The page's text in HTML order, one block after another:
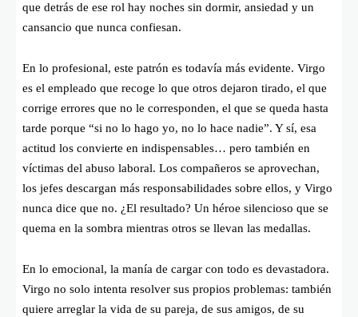
que detrás de ese rol hay noches sin dormir, ansiedad y un
cansancio que nunca confiesan.
En lo profesional, este patrón es todavía más evidente. Virgo
es el empleado que recoge lo que otros dejaron tirado, el que
corrige errores que no le corresponden, el que se queda hasta
tarde porque “si no lo hago yo, no lo hace nadie”. Y sí, esa
actitud los convierte en indispensables… pero también en
víctimas del abuso laboral. Los compañeros se aprovechan,
los jefes descargan más responsabilidades sobre ellos, y Virgo
nunca dice que no. ¿El resultado? Un héroe silencioso que se
quema en la sombra mientras otros se llevan las medallas.
En lo emocional, la manía de cargar con todo es devastadora.
Virgo no solo intenta resolver sus propios problemas: también
quiere arreglar la vida de su pareja, de sus amigos, de su